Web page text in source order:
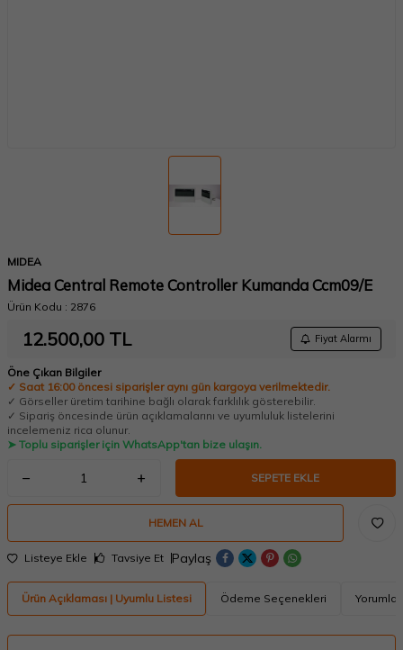
MIDEA
Midea Central Remote Controller Kumanda Ccm09/E
Ürün Kodu : 2876
12.500,00 TL Fiyat Alarmı
Öne Çıkan Bilgiler
✓ Saat 16:00 öncesi siparişler aynı gün kargoya verilmektedir.
✓ Görseller üretim tarihine bağlı olarak farklılık gösterebilir.
✓ Sipariş öncesinde ürün açıklamalarını ve uyumluluk listelerini
incelemeniz rica olunur.
➤ Toplu siparişler için WhatsApp'tan bize ulaşın.
SEPETE EKLE
HEMEN AL
Listeye Ekle Tavsiye Et Paylaş
Ürün Açıklaması | Uyumlu Listesi Ödeme Seçenekleri Yorumlar